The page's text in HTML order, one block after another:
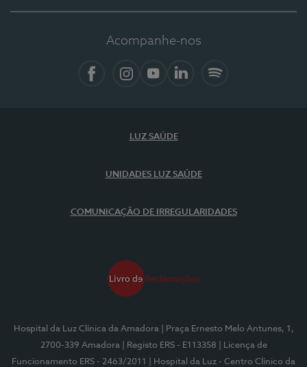
Acompanhe-nos
LUZ SAÚDE
UNIDADES LUZ SAÚDE
COMUNICAÇÃO DE IRREGULARIDADES
Hospital da Luz Clínica da Amadora
| Praça Ernesto Melo Antunes, 1,
2700-339 Amadora
| Registo ERS - E113358
| Licença de
Funcionamento ERS - 2463/2011
| Hospital da Luz - Centro Clínico da